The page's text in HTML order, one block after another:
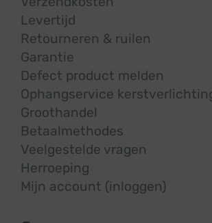
Levertijd
Retourneren & ruilen
Garantie
Defect product melden
Ophangservice
Groothandel
Betaalmethodes
Veelgestelde vragen
Herroeping
Mijn account (inloggen)